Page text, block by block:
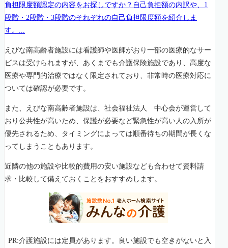
負担限度額認定の内容をお探しですか？自己負担額の内訳や、1
段階・2段階・3段階のそれぞれの自己負担限度額を紹介しま
す。...
えびな南高齢者施設には看護師や医師がおり一部の医療的なサー
ビスは受けられますが、あくまでも介護保険施設であり、高度な
医療や専門的治療ではなく限定されており、非常時の医療対応に
ついては確認が必要です。
また、えびな南高齢者施設は、社会福祉法人 中心会が運営して
おり公共性が高いため、保護が必要など緊急性が高い人の入所が
優先されるため、タイミングによっては順番待ちの期間が長くな
ってしまうこともあります。
近隣の他の施設や比較的費用の安い施設なども合わせて資料請
求・比較して備えておくことをおすすめします。
PR:介護施設には定員があります。良い施設でも空きがないと入